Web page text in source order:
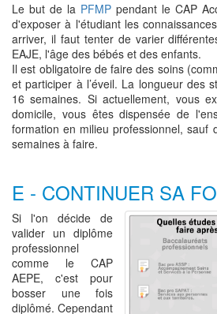
Le but de la PFMP pendant le CAP
d'exposer à l'étudiant les
arriver, il faut tenter de varier
EAJE, l'âge des bébés et des enfants.
Il est obligatoire de faire des soins
et participer à l’éveil. La longueur des
16 semaines. Si actuellement, vous
domicile, vous êtes dispensée de
formation en milieu professionnel, sauf
semaines à faire.
E - CONTINUER SA
Si l'on décide de
valider un diplôme
professionnel
comme le CAP
AEPE, c'est pour
bosser une fois
diplômé. Cependant